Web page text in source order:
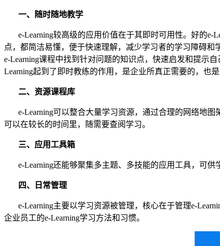
一、随时随地教学
e-Learning较高级的应用价值在于其即时可用性。好的
点，都简洁易懂，便于快速理解，减少学习者的学习障碍
e-Learning课程中找到针对问题的知识点，快速启发和提示
Learning起到了即时教练的作用，是企业所真正需要的，也
二、 资源课程库
e-Learning可以整合大量学习资源，通过合理的网络地
可以在较长的时间里，随需要查阅学习。
三、 应用工具箱
e-Learning还能够聚集多主题、多技能的应用工具，可
四、 日常管理
e-Learning主要以学习资源被管理，核心在于管理e-
企业员工的e-Learning学习方法和习惯。